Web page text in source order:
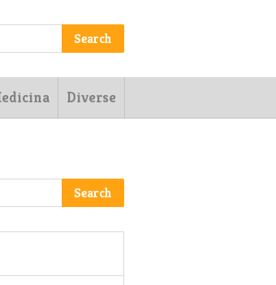
Search
Diverse
Search